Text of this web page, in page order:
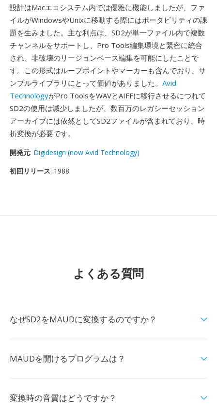
設計はMacエコシステム内では優雅に機能しましたが、ファ
イルがWindowsやUnixに移動する際にはポータビリティの課
題を生みました。主な利点は、SD2が単一ファイル内で複数
チャンネルをサポートし、Pro Tools編集環境と緊密に統合
され、非破壊のリージョンベース編集を可能にしたことで
す。この形式はループポイントやマーカーも含んでおり、サ
ンプルライブラリにとって価値がありました。 Avid
TechnologyがPro ToolsをWAVとAIFFに移行させるにつれて
SD2の使用は減少しましたが、数百万のレガシーセッション
アーカイブには依然としてSD2ファイルが含まれており、時
折変換が必要です。
開発元: Digidesign (now Avid Technology)
初回リリース: 1988
よくある質問
なぜSD2をMAUDに変換するのですか？
MAUDを開けるプログラムは？
変換時の音質はどうですか？